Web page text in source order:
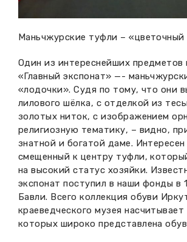
Партнеры
Дирекция
Маньчжурские туфли – «цветочный
Один из интереснейших предметов
«Главный экспонат» —-
«лодочки». Судя по тому, что они
лилового шёлка, с отделкой из
золотых ниток, с изображением
религиозную тематику, – видно,
знатной и богатой даме.
смещенный к центру туфли,
на высокий статус хозяйки.
экспонат поступил в наши фонды в
Бавли. Всего коллекция обуви
краеведческого музея
которых широко представлена